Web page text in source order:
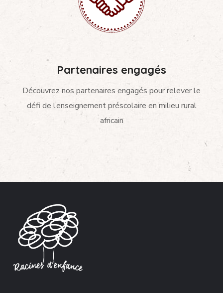
Partenaires engagés
Découvrez nos partenaires engagés pour relever le
défi de l’enseignement préscolaire en milieu rural
africain